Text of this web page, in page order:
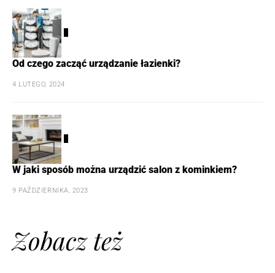
Od czego zacząć urządzanie łazienki?
4 LUTEGO, 2024
W jaki sposób można urządzić salon z kominkiem?
9 PAŹDZIERNIKA, 2023
Zobacz też